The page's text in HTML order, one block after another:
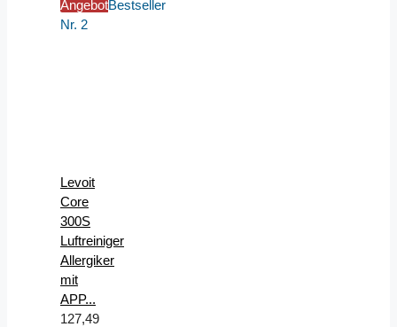
AngebotBestseller
Nr. 2
Levoit
Core
300S
Luftreiniger
Allergiker
mit
APP...
127,49